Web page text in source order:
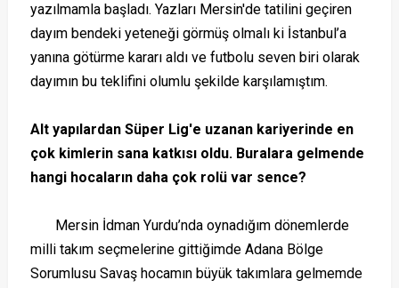
yazılmamla başladı. Yazları Mersin'de tatilini geçiren
dayım bendeki yeteneği görmüş olmalı ki İstanbul’a
yanına götürme kararı aldı ve futbolu seven biri olarak
dayımın bu teklifini olumlu şekilde karşılamıştım.
Alt yapılardan Süper Lig'e uzanan kariyerinde en
çok kimlerin sana katkısı oldu. Buralara gelmende
hangi hocaların daha çok rolü var sence?
Mersin İdman Yurdu’nda oynadığım dönemlerde
milli takım seçmelerine gittiğimde Adana Bölge
Sorumlusu Savaş hocamın büyük takımlara gelmemde